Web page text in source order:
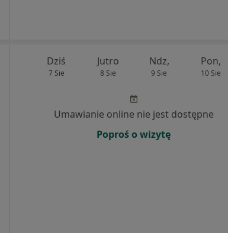
Dziś
7 Sie
Jutro
8 Sie
Ndz,
9 Sie
Pon,
10 Sie
Umawianie online nie jest dostępne
Poproś o wizytę